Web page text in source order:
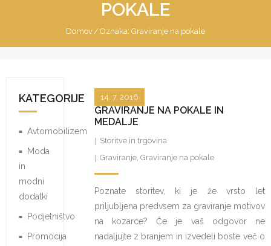
POKALE
Domov /Oznaka: Graviranje na pokale
GRAVIRANJE NA POKALE IN
MEDALJE
14. 7. 2016
Storitve in trgovina
Graviranje, Graviranje na pokale
Poznate storitev, ki je že vrsto let
priljubljena predvsem za graviranje motivov
na kozarce? Če je vaš odgovor ne
nadaljujte z branjem in izvedeli boste več o
KATEGORIJE
Avtomobilizem
Moda
in
modni
dodatki
Podjetništvo
Promocija